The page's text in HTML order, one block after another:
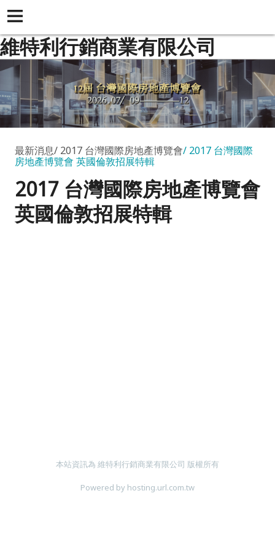
維特利行銷商業有限公司
最新消息 2017 台灣國際房地產博覽會 2017 台灣國際
房地產博覽會 英國倫敦招展特輯
2017 台灣國際房地產博覽會
英國倫敦招展特輯
本站資訊為 維特利行銷商業有限公司 版權所有
Powered by hosting.url.com.tw